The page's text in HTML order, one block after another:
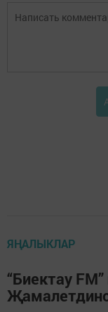
ЯҢАЛЫКЛАР
“Биектау